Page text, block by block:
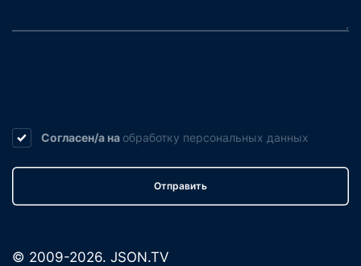
Согласен/а на обработку персональных данных
Отправить
© 2009-2026. JSON.TV